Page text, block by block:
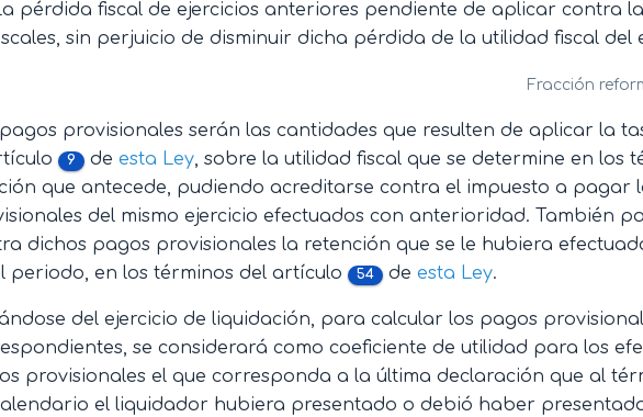
pérdida fiscal de ejercicios anteriores pendiente de aplicar contra
sin perjuicio de disminuir dicha pérdida de la utilidad fiscal del
Fracción
provisionales serán las cantidades que resulten de aplicar la
9 deesta Ley, sobre la utilidad fiscal que se determine en los
que antecede, pudiendo acreditarse contra el impuesto a pagar
del mismo ejercicio efectuados con anterioridad. También
dichos pagos provisionales la retención que se le hubiera
periodo, en los términos del artículo 54 deesta Ley.
del ejercicio de liquidación, para calcular los pagos
se considerará como coeficiente de utilidad para los
provisionales el que corresponda a la última declaración que al
el liquidador hubiera presentado o debió haber